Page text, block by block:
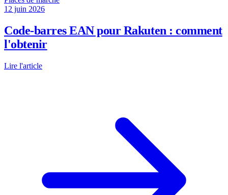
12 juin 2026
Code-barres EAN pour Rakuten : comment
l'obtenir
Lire l'article